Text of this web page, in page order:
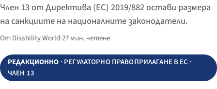
Член 13 от Директива (ЕС) 2019/882 остави размера
на санкциите на националните законодатели.
От Disability World·27 мин. четене
РЕДАКЦИОННО · РЕГУЛАТОРНО ПРАВОПРИЛАГАНЕ В ЕС ·
ЧЛЕН 13